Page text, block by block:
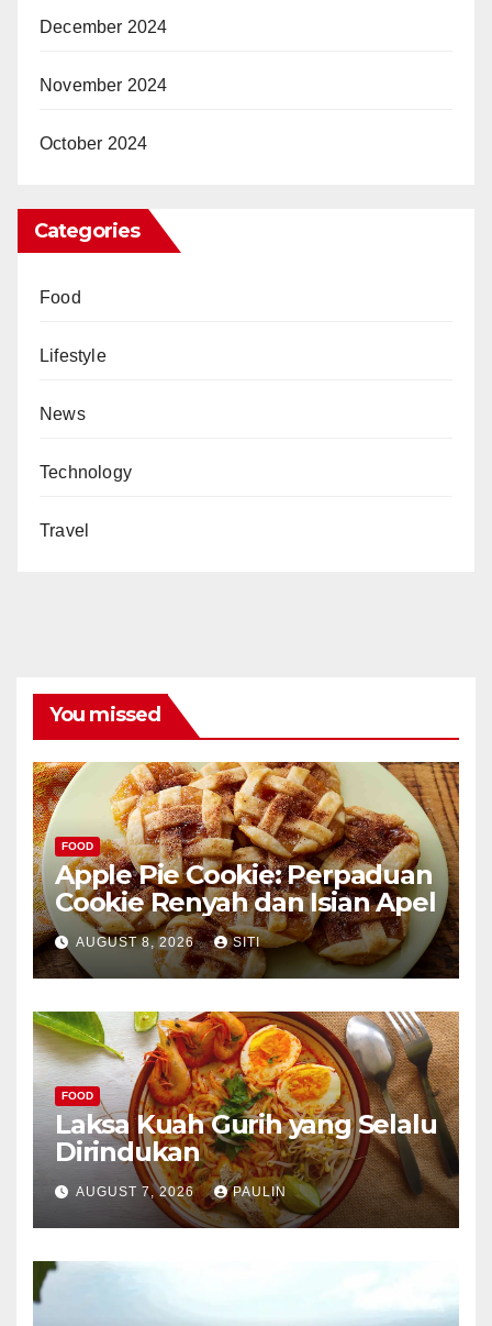
December 2024
November 2024
October 2024
Categories
Food
Lifestyle
News
Technology
Travel
You missed
FOOD
Apple Pie Cookie: Perpaduan
Cookie Renyah dan Isian Apel
AUGUST 8, 2026 SITI
FOOD
Laksa Kuah Gurih yang Selalu
Dirindukan
AUGUST 7, 2026 PAULIN